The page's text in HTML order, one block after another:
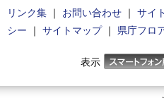
リンク集 ｜ お問い合わせ ｜ サイ
シー ｜ サイトマップ｜ 県庁フロ
表示